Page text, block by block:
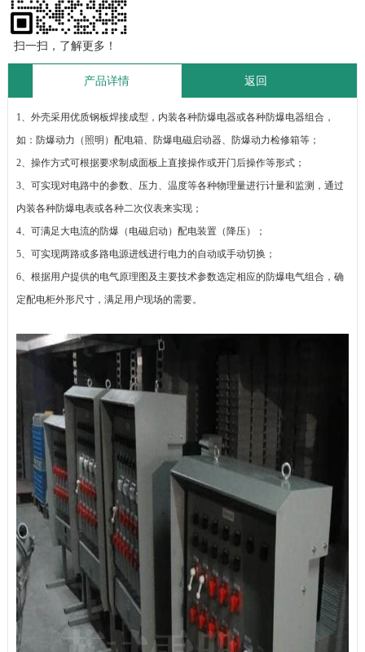
扫一扫，了解更多！
产品详情 返回
1、外壳采用优质钢板焊接成型，内装各种防爆电器或各种防爆电器组合，
如：防爆动力（照明）配电箱、防爆电磁启动器、防爆动力检修箱等；
2、操作方式可根据要求制成面板上直接操作或开门后操作等形式；
3、可实现对电路中的参数、压力、温度等各种物理量进行计量和监测，通过
内装各种防爆电表或各种二次仪表来实现；
4、可满足大电流的防爆（电磁启动）配电装置（降压）；
5、可实现两路或多路电源进线进行电力的自动或手动切换；
6、根据用户提供的电气原理图及主要技术参数选定相应的防爆电气组合，确
定配电柜外形尺寸，满足 用户现场的需要。